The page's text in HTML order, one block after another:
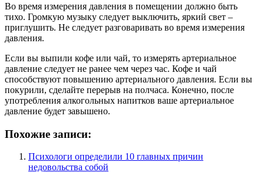
Во время измерения давления в помещении должно быть
тихо. Громкую музыку следует выключить, яркий свет –
приглушить. Не следует разговаривать во время измерения
давления.
Если вы выпили кофе или чай, то измерять артериальное
давление следует не ранее чем через час. Кофе и чай
способствуют повышению артериального давления. Если вы
покурили, сделайте перерыв на полчаса. Конечно, после
употребления алкогольных напитков ваше артериальное
давление будет завышено.
Похожие записи:
Психологи определили 10 главных причин
недовольства собой